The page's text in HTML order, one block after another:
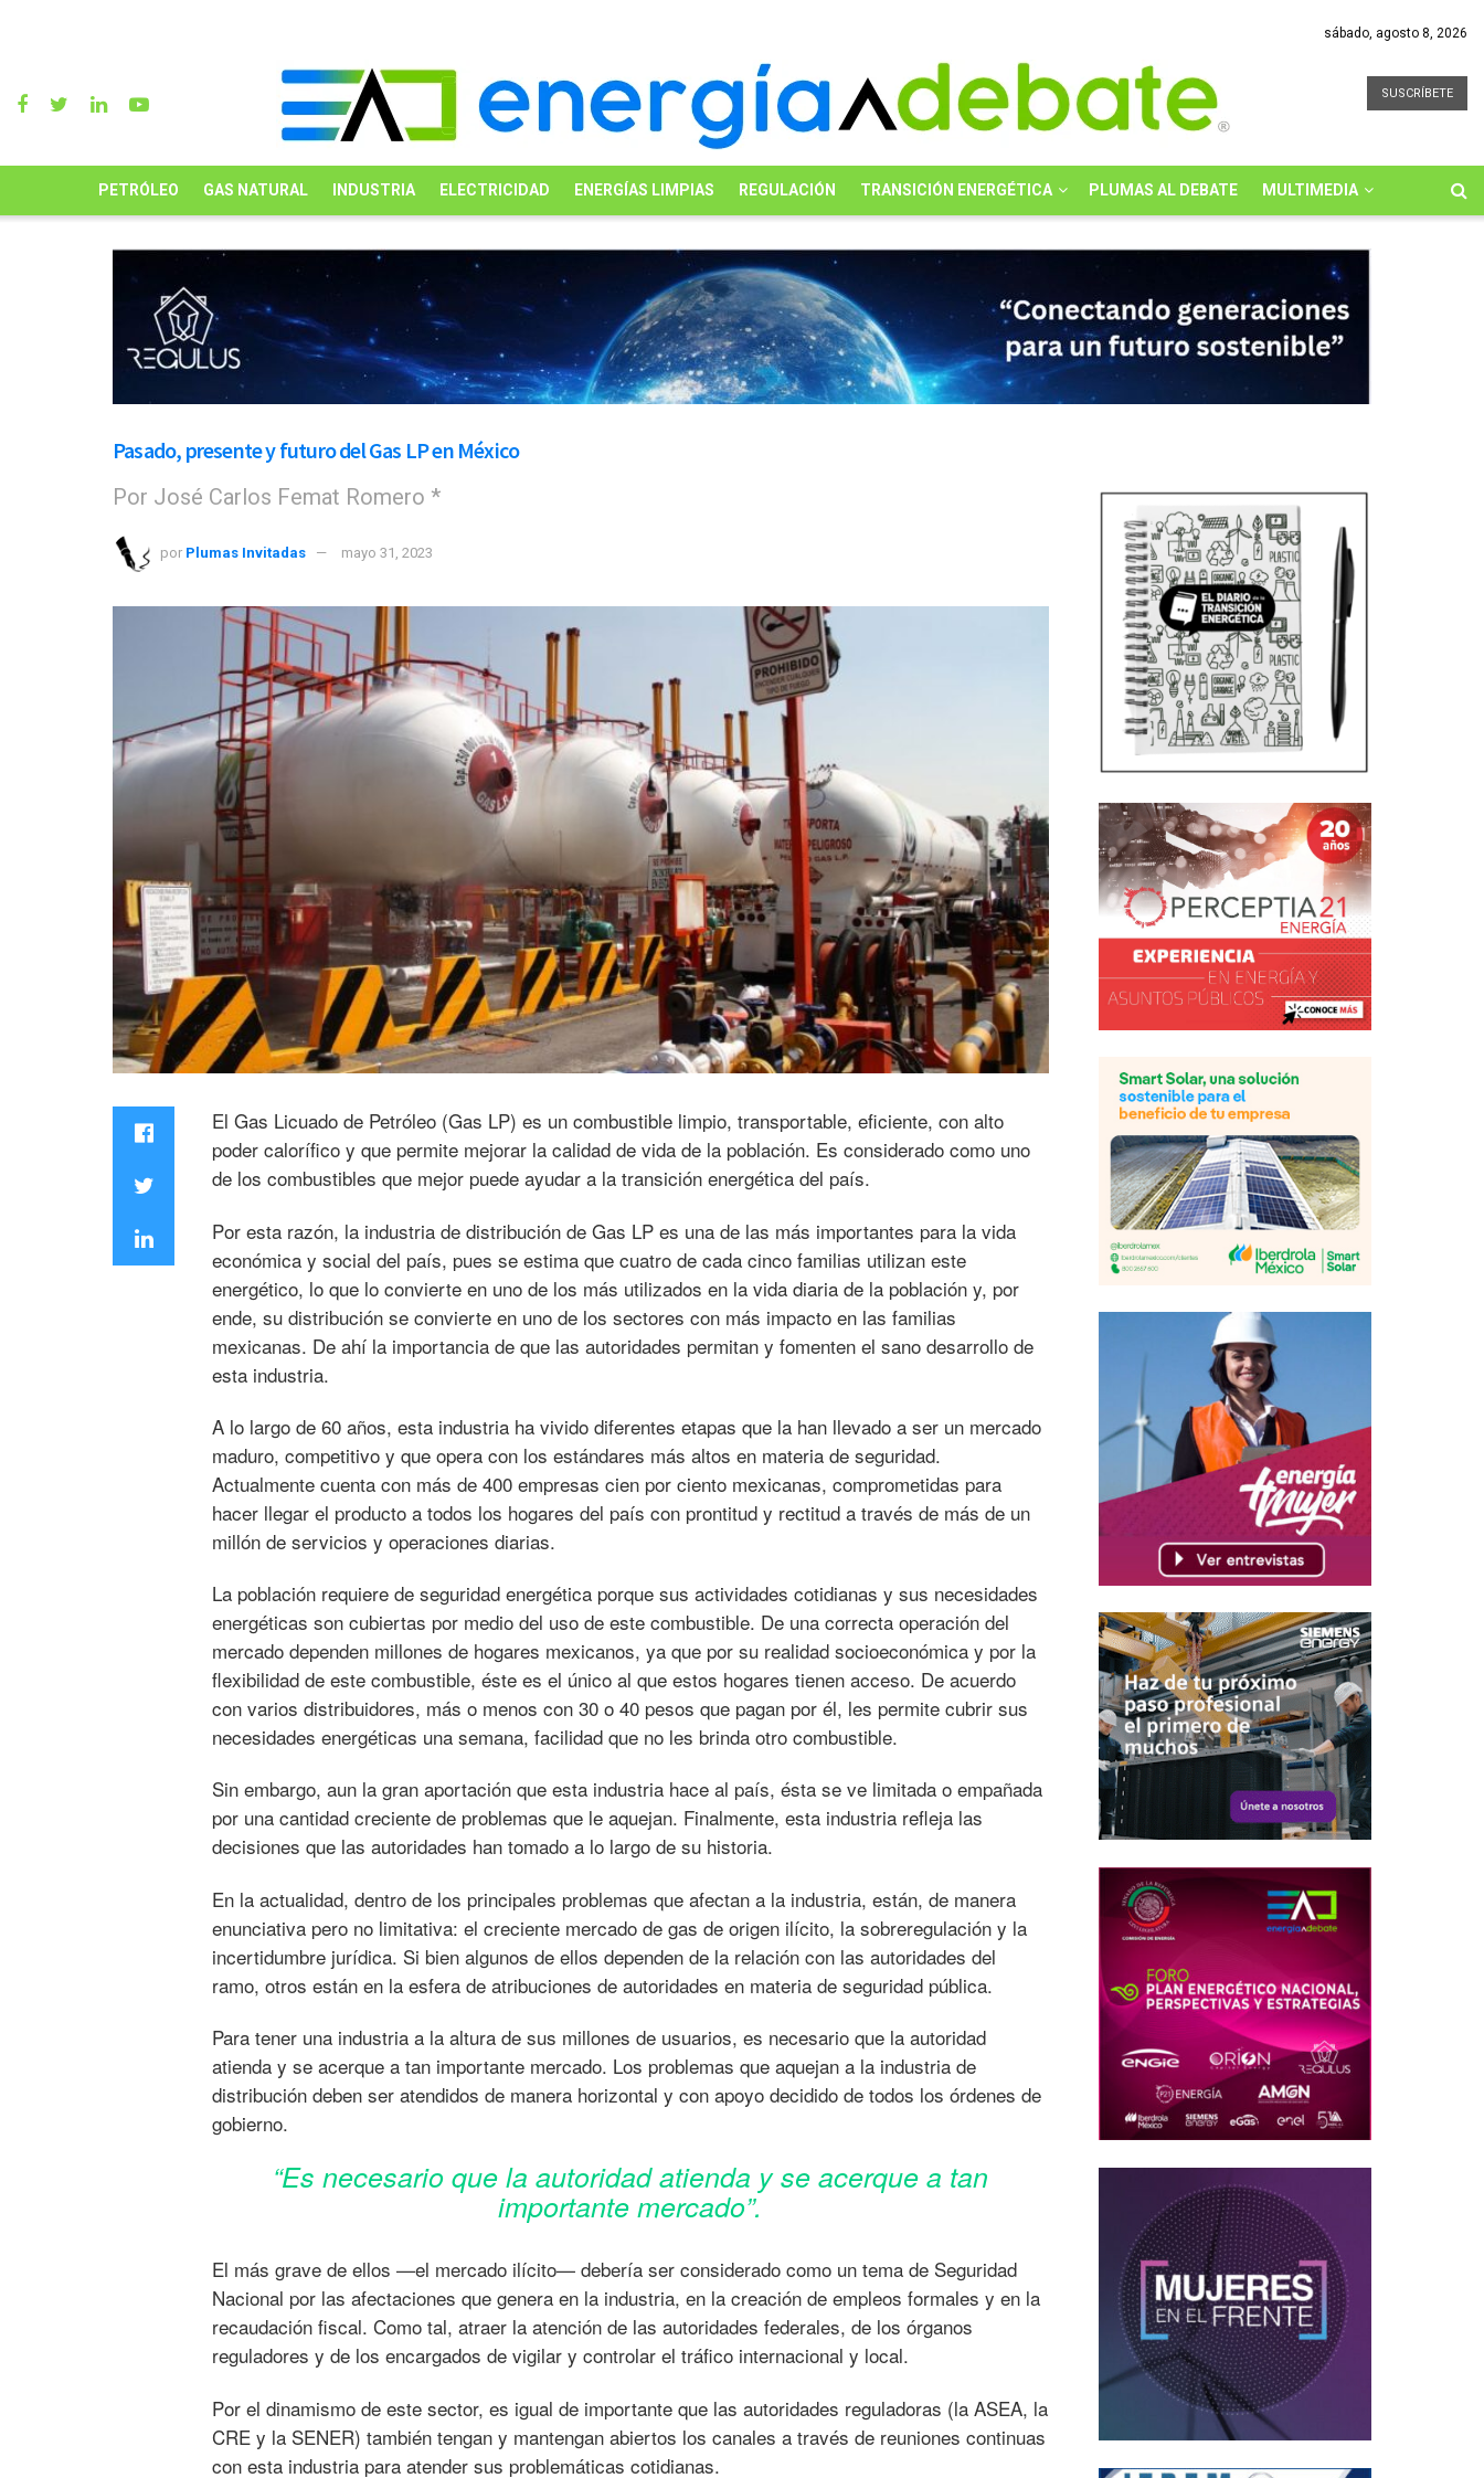
sábado, agosto 8, 2026
SUSCRÍBETE
PETRÓLEO GAS NATURAL INDUSTRIA ELECTRICIDAD ENERGÍAS LIMPIAS REGULACIÓN TRANSICIÓN ENERGÉTICA PLUMAS AL DEBATE MULTIMEDIA
Pasado, presente y futuro del Gas LP en México
Por José Carlos Femat Romero *
por Plumas Invitadas mayo 31, 2023
El Gas Licuado de Petróleo (Gas LP) es un combustible limpio, transportable, eficiente, con alto
poder calorífico y que permite mejorar la calidad de vida de la población. Es considerado como uno
de los combustibles que mejor puede ayudar a la transición energética del país.
Por esta razón, la industria de distribución de Gas LP es una de las más importantes para la vida
económica y social del país, pues se estima que cuatro de cada cinco familias utilizan este
energético, lo que lo convierte en uno de los más utilizados en la vida diaria de la población y, por
ende, su distribución se convierte en uno de los sectores con más impacto en las familias
mexicanas. De ahí la importancia de que las autoridades permitan y fomenten el sano desarrollo de
esta industria.
A lo largo de 60 años, esta industria ha vivido diferentes etapas que la han llevado a ser un mercado
maduro, competitivo y que opera con los estándares más altos en materia de seguridad.
Actualmente cuenta con más de 400 empresas cien por ciento mexicanas, comprometidas para
hacer llegar el producto a todos los hogares del país con prontitud y rectitud a través de más de un
millón de servicios y operaciones diarias.
La población requiere de seguridad energética porque sus actividades cotidianas y sus necesidades
energéticas son cubiertas por medio del uso de este combustible. De una correcta operación del
mercado dependen millones de hogares mexicanos, ya que por su realidad socioeconómica y por la
flexibilidad de este combustible, éste es el único al que estos hogares tienen acceso. De acuerdo
con varios distribuidores, más o menos con 30 o 40 pesos que pagan por él, les permite cubrir sus
necesidades energéticas una semana, facilidad que no les brinda otro combustible.
Sin embargo, aun la gran aportación que esta industria hace al país, ésta se ve limitada o empañada
por una cantidad creciente de problemas que le aquejan. Finalmente, esta industria refleja las
decisiones que las autoridades han tomado a lo largo de su historia.
En la actualidad, dentro de los principales problemas que afectan a la industria, están, de manera
enunciativa pero no limitativa: el creciente mercado de gas de origen ilícito, la sobreregulación y la
incertidumbre jurídica. Si bien algunos de ellos dependen de la relación con las autoridades del
ramo, otros están en la esfera de atribuciones de autoridades en materia de seguridad pública.
Para tener una industria a la altura de sus millones de usuarios, es necesario que la autoridad
atienda y se acerque a tan importante mercado. Los problemas que aquejan a la industria de
distribución deben ser atendidos de manera horizontal y con apoyo decidido de todos los órdenes de
gobierno.
“Es necesario que la autoridad atienda y se acerque a tan
importante mercado”.
El más grave de ellos —el mercado ilícito— debería ser considerado como un tema de Seguridad
Nacional por las afectaciones que genera en la industria, en la creación de empleos formales y en la
recaudación fiscal. Como tal, atraer la atención de las autoridades federales, de los órganos
reguladores y de los encargados de vigilar y controlar el tráfico internacional y local.
Por el dinamismo de este sector, es igual de importante que las autoridades reguladoras (la ASEA, la
CRE y la SENER) también tengan y mantengan abiertos los canales a través de reuniones continuas
con esta industria para atender sus problemáticas cotidianas.